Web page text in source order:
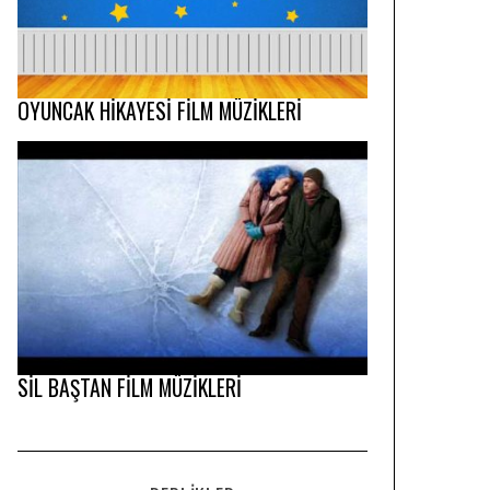
OYUNCAK HİKAYESİ FİLM MÜZİKLERİ
SİL BAŞTAN FİLM MÜZİKLERİ